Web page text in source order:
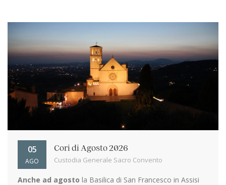
05
AGO
Cori di Agosto 2026
Custodia Generale Sacro Convento
Anche ad agosto la Basilica di San Francesco in Assisi